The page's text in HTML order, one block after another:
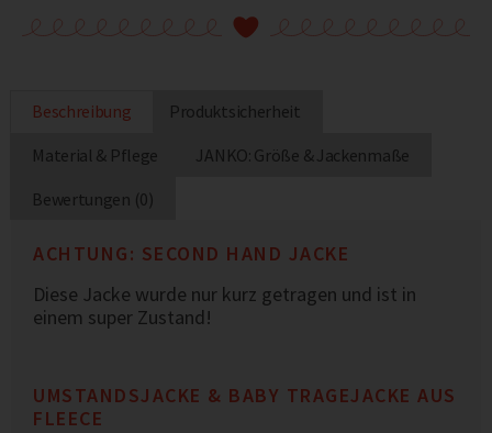
Beschreibung
Produktsicherheit
Material & Pflege
JANKO: Größe & Jackenmaße
Bewertungen (0)
ACHTUNG: SECOND HAND JACKE
Diese Jacke wurde nur kurz getragen und ist in
einem super Zustand!
UMSTANDSJACKE & BABY TRAGEJACKE AUS
FLEECE